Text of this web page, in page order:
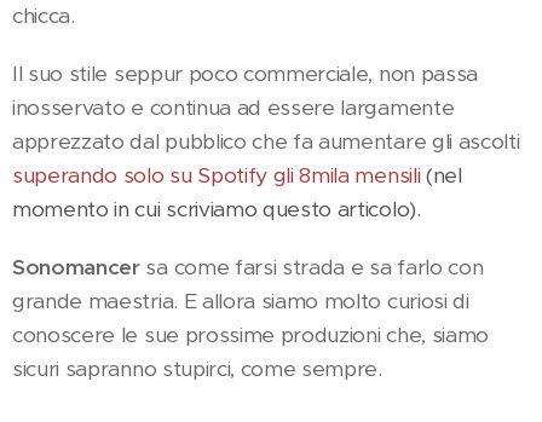
chicca.
Il suo stile seppur poco commerciale, non passa
inosservato e continua ad essere largamente
apprezzato dal pubblico che fa aumentare gli ascolti
superando solo su Spotify gli 8mila mensili (nel
momento in cui scriviamo questo articolo).
Sonomancersa come farsi strada e sa farlo con
grande maestria. E allora siamo molto curiosi di
conoscere le sue prossime produzioni che, siamo
sicuri sapranno stupirci, come sempre.